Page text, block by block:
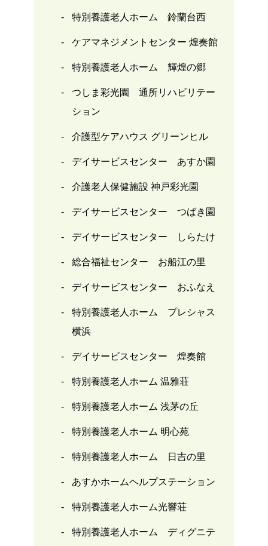
特別養護老人ホーム 鈴蘭台西
ケアマネジメントセンター 煌奏館
特別養護老人ホーム 輝煌の郷
つしま彩光園 通所リハビリテー
ション
介護型ケアハウス グリーンヒル
デイサービスセンター あすか園
介護老人保健施設 神戸彩光園
デイサービスセンター つばき園
デイサービスセンター しらたけ
総合福祉センター お船江の里
デイサービスセンター おふなえ
特別養護老人ホーム プレシャス
横浜
デイサービスセンター 煌奏館
特別養護老人ホーム 温雅荘
特別養護老人ホーム 浅茅の丘
特別養護老人ホーム 明心苑
特別養護老人ホーム 日吉の里
あすかホームヘルプステーション
特別養護老人ホーム光響荘
特別養護老人ホーム ディグニテ